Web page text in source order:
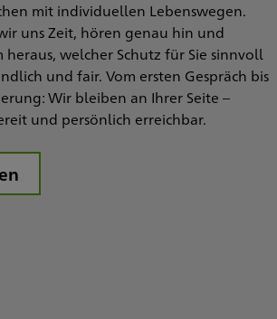
mit individuellen Lebenswegen.
uns Zeit, hören genau hin und
welcher Schutz für Sie sinnvoll
und fair. Vom ersten Gespräch bis
Wir bleiben an Ihrer Seite –
und persönlich erreichbar.